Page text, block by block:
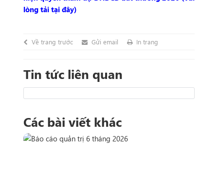
lòng tải tại đây)
Về trang trước Gửi email In trang
Tin tức liên quan
Các bài viết khác